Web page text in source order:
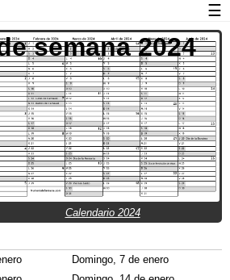
y números de semana
☰
semana 2024
Calendario 2024
Domingo, 7 de enero